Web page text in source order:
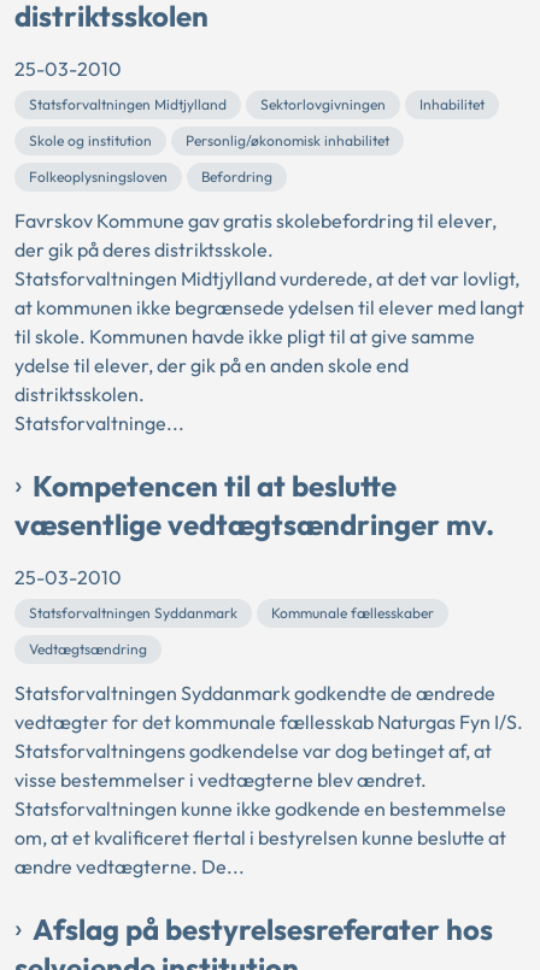
distriktsskolen
25-03-2010
Statsforvaltningen Midtjylland Sektorlovgivningen
Inhabilitet
Skole og institution
Personlig/økonomisk inhabilitet
Folkeoplysningsloven
Befordring
Favrskov Kommune gav gratis skolebefordring til elever,
der gik på deres distriktsskole.
Statsforvaltningen Midtjylland vurderede, at det var lovligt,
at kommunen ikke begrænsede ydelsen til elever med langt
til skole. Kommunen havde ikke pligt til at give samme
ydelse til elever, der gik på en anden skole end
distriktsskolen.
Statsforvaltninge...
Kompetencen til at beslutte
væsentlige vedtægtsændringer mv.
25-03-2010
Statsforvaltningen Syddanmark
Kommunale fællesskaber
Vedtægtsændring
Statsforvaltningen Syddanmark godkendte de ændrede
vedtægter for det kommunale fællesskab Naturgas Fyn I/S.
Statsforvaltningens godkendelse var dog betinget af, at
visse bestemmelser i vedtægterne blev ændret.
Statsforvaltningen kunne ikke godkende en bestemmelse
om, at et kvalificeret flertal i bestyrelsen kunne beslutte at
ændre vedtægterne. De...
Afslag på bestyrelsesreferater hos